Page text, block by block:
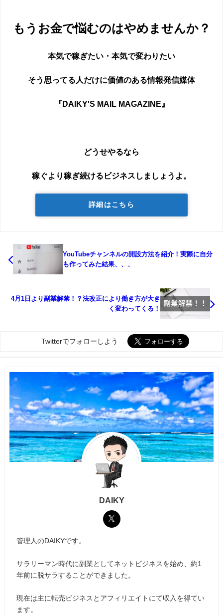
もうお金で悩むのはやめませんか？
本気で稼ぎたい・本気で変わりたい
そう思ってる人だけに価値のある情報発信媒体
『DAIKY'S MAIL MAGAZINE』
どうせやるなら
稼ぐより稼ぎ続けるビジネスしましょうよ。
詳細はこちら
YouTubeチャンネルの開設方法を紹介！実際に自分
も作ってみた結果、、、
4月1日より副業解禁！？法改正により働き方が大き
く変わってくる！
Twitterでフォローしよう
DAIKY
管理人のDAIKYです。
サラリーマン時代に副業としてネットビジネスを始め、約1
年前に脱サラすることができました。
現在は主に転売ビジネスとアフィリエイトにて収入を得てい
ます。